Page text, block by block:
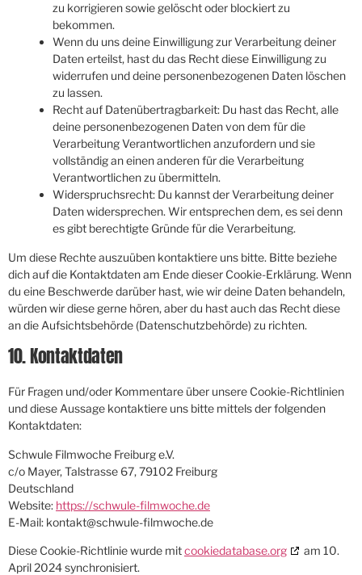
zu korrigieren sowie gelöscht oder blockiert zu
bekommen.
Wenn du uns deine Einwilligung zur Verarbeitung deiner
Daten erteilst, hast du das Recht diese Einwilligung zu
widerrufen und deine personenbezogenen Daten löschen
zu lassen.
Recht auf Datenübertragbarkeit: Du hast das Recht, alle
deine personenbezogenen Daten von dem für die
Verarbeitung Verantwortlichen anzufordern und sie
vollständig an einen anderen für die Verarbeitung
Verantwortlichen zu übermitteln.
Widerspruchsrecht: Du kannst der Verarbeitung deiner
Daten widersprechen. Wir entsprechen dem, es sei denn
es gibt berechtigte Gründe für die Verarbeitung.
Um diese Rechte auszuüben kontaktiere uns bitte. Bitte beziehe
dich auf die Kontaktdaten am Ende dieser Cookie-Erklärung. Wenn
du eine Beschwerde darüber hast, wie wir deine Daten behandeln,
würden wir diese gerne hören, aber du hast auch das Recht diese
an die Aufsichtsbehörde (Datenschutzbehörde) zu richten.
10. Kontaktdaten
Für Fragen und/oder Kommentare über unsere Cookie-Richtlinien
und diese Aussage kontaktiere uns bitte mittels der folgenden
Kontaktdaten:
Schwule Filmwoche Freiburg e.V.
c/o Mayer, Talstrasse 67, 79102 Freiburg
Deutschland
Website: https://schwule-filmwoche.de
E-Mail: kontakt@schwule-filmwoche.de
Diese Cookie-Richtlinie wurde mitcookiedatabase.org
am 10.
April 2024 synchronisiert.